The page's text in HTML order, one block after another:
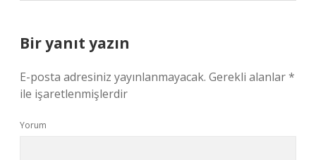
Bir yanıt yazın
E-posta adresiniz yayınlanmayacak. Gerekli alanlar*
ile işaretlenmişlerdir
Yorum